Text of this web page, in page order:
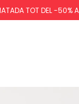
TOT DEL -50%